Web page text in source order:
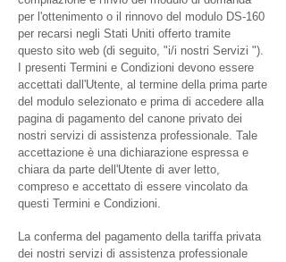
per l'ottenimento o il rinnovo del modulo DS-160
per recarsi negli Stati Uniti offerto tramite
questo sito web (di seguito, "i/i nostri Servizi ").
I presenti Termini e Condizioni devono essere
accettati dall'Utente, al termine della prima parte
del modulo selezionato e prima di accedere alla
pagina di pagamento del canone privato dei
nostri servizi di assistenza professionale. Tale
accettazione è una dichiarazione espressa e
chiara da parte dell'Utente di aver letto,
compreso e accettato di essere vincolato da
questi Termini e Condizioni.
La conferma del pagamento della tariffa privata
dei nostri servizi di assistenza professionale